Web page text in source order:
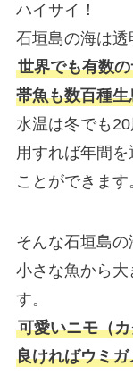
ハイサイ！
石垣島の海は透
世界でも有数
帯魚も数百種生
水温は冬でも
用すれば年間
ことができます
そんな石垣島の
小さな魚から大
す。
可愛いニモ（
良ければウミ